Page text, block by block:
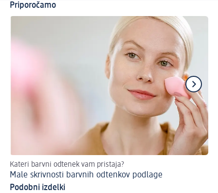
Priporočamo
Kateri barvni odtenek vam pristaja?
Male skrivnosti barvnih odtenkov podlage
Podobni izdelki